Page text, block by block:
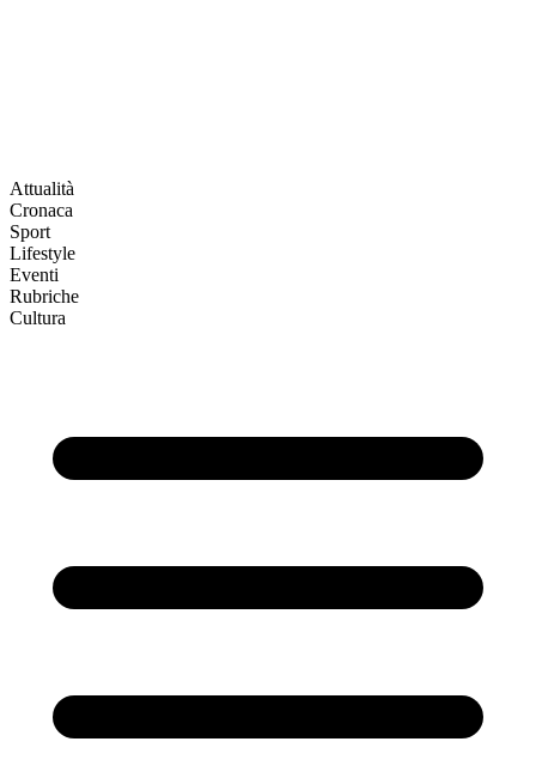
Attualità
Cronaca
Sport
Lifestyle
Eventi
Rubriche
Cultura